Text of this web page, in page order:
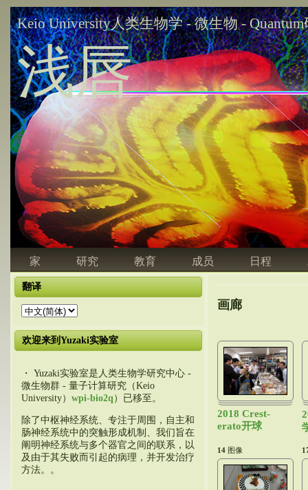
Keio University人类生物学 - 微生物 -
浅唇
家 研究 教育 成员 日程
翻译
欢迎来到Yuzaki实验室
・ Yuzaki实验室是人类生物学研究中心 -
微生物群 - 量子计算研究（Keio
University） wpi-bio2q ）已移至。
除了中枢神经系统、专注于周围，自主和
肠神经系统中的突触形成机制、我们旨在
阐明神经系统与多个器官之间的联系，以
及由于其失败而引起的病理，并开发治疗
方法。。
画廊
2018 Crest-
erato开球
14 图像